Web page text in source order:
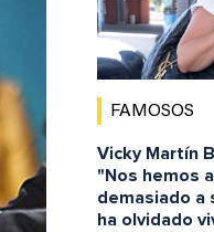
FAMOSOS
Vicky Martín
"Nos hemos
demasiado a
ha olvidado